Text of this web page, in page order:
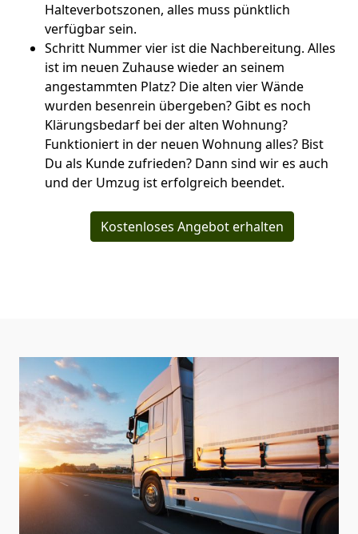
Halteverbotszonen, alles muss pünktlich
verfügbar sein.
Schritt Nummer vier ist die Nachbereitung. Alles
ist im neuen Zuhause wieder an seinem
angestammten Platz? Die alten vier Wände
wurden besenrein übergeben? Gibt es noch
Klärungsbedarf bei der alten Wohnung?
Funktioniert in der neuen Wohnung alles? Bist
Du als Kunde zufrieden? Dann sind wir es auch
und der Umzug ist erfolgreich beendet.
Kostenloses Angebot erhalten